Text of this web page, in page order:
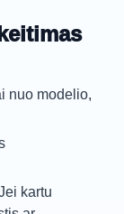
nuo modelio,
kartu